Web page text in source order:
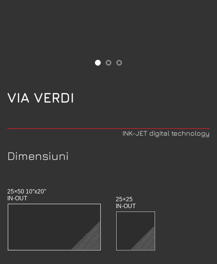
VIA VERDI
INK-JET digital technology
Dimensiuni
25×50 10″x20″
IN-OUT
25×25
IN-OUT